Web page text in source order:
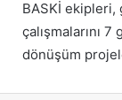
BASKİ ekipleri,
çalışmalarını
dönüşüm